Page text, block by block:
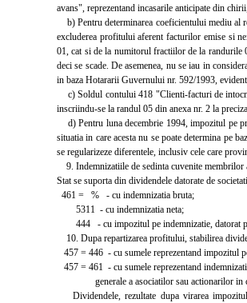
avans", reprezentand incasarile anticipate din
b) Pentru determinarea coeficientului mediu al
excluderea profitului aferent facturilor emise si
01, cat si de la numitorul fractiilor de la
deci se scade. De asemenea, nu se iau in
in baza Hotararii Guvernului nr. 592/1993,
c) Soldul contului 418 "Clienti-facturi de
inscriindu-se la randul 05 din anexa nr. 2 la
d) Pentru luna decembrie 1994, impozitul pe
situatia in care acesta nu se poate determina pe
se regularizeze diferentele, inclusiv cele care
9. Indemnizatiile de sedinta cuvenite
Stat se suporta din dividendele datorate de
461 = % - cu indemnizatia bruta;
5311 - cu indemnizatia neta;
444 - cu impozitul pe indemnizatie, datorat
10. Dupa repartizarea profitului, stabilirea
457 = 446 - cu sumele reprezentand impozitul
457 = 461 - cu sumele reprezentand
generale a asociatilor sau actionarilor in
Dividendele, rezultate dupa virarea